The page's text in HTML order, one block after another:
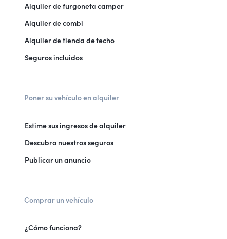
Alquiler de furgoneta camper
Alquiler de combi
Alquiler de tienda de techo
Seguros incluidos
Poner su vehículo en alquiler
Estime sus ingresos de alquiler
Descubra nuestros seguros
Publicar un anuncio
Comprar un vehículo
¿Cómo funciona?